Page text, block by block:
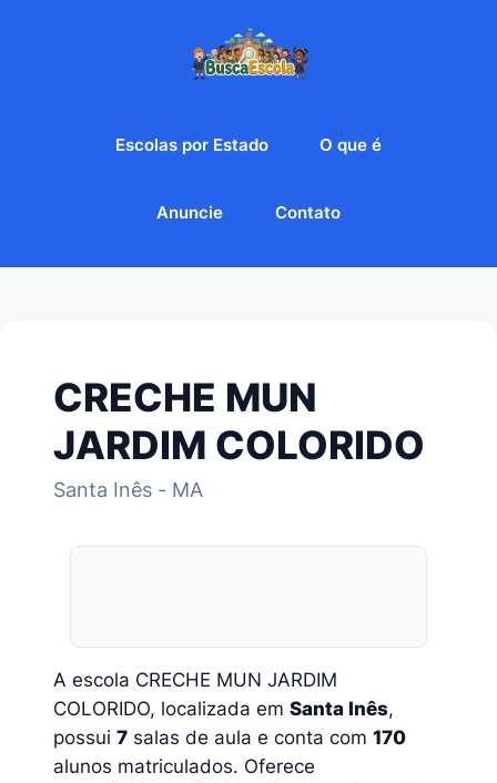
Escolas por Estado O que é
Anuncie Contato
CRECHE MUN
JARDIM COLORIDO
Santa Inês - MA
A escola CRECHE MUN JARDIM
COLORIDO, localizada em Santa Inês,
possui 7 salas de aula e conta com 170
alunos matriculados. Oferece